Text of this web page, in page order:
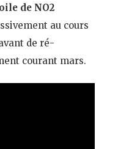
de NO2
au cours
de ré-
courant mars.